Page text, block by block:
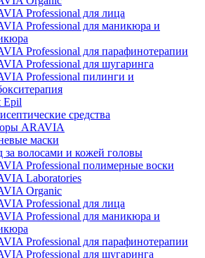
Professional для лица
Professional для маникюра и
Professional для парафинотерапии
Professional для шугаринга
Professional пилинги и
Epil
средства
ARAVIA
маски
за волосами и кожей головы
Professional полимерные воски
Laboratories
Organic
Professional для лица
Professional для маникюра и
Professional для парафинотерапии
Professional для шугаринга